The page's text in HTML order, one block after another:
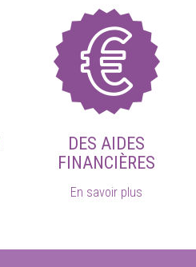
DES AIDES
FINANCIÈRES
En savoir plus